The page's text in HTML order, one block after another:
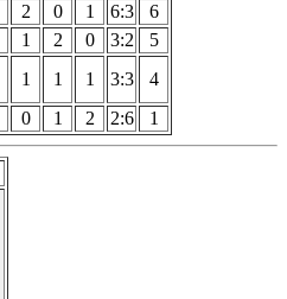
2 0 1 6:3
6
1 2 0 3:2
5
1 1 1 3:3
4
0 1 2 2:6 1